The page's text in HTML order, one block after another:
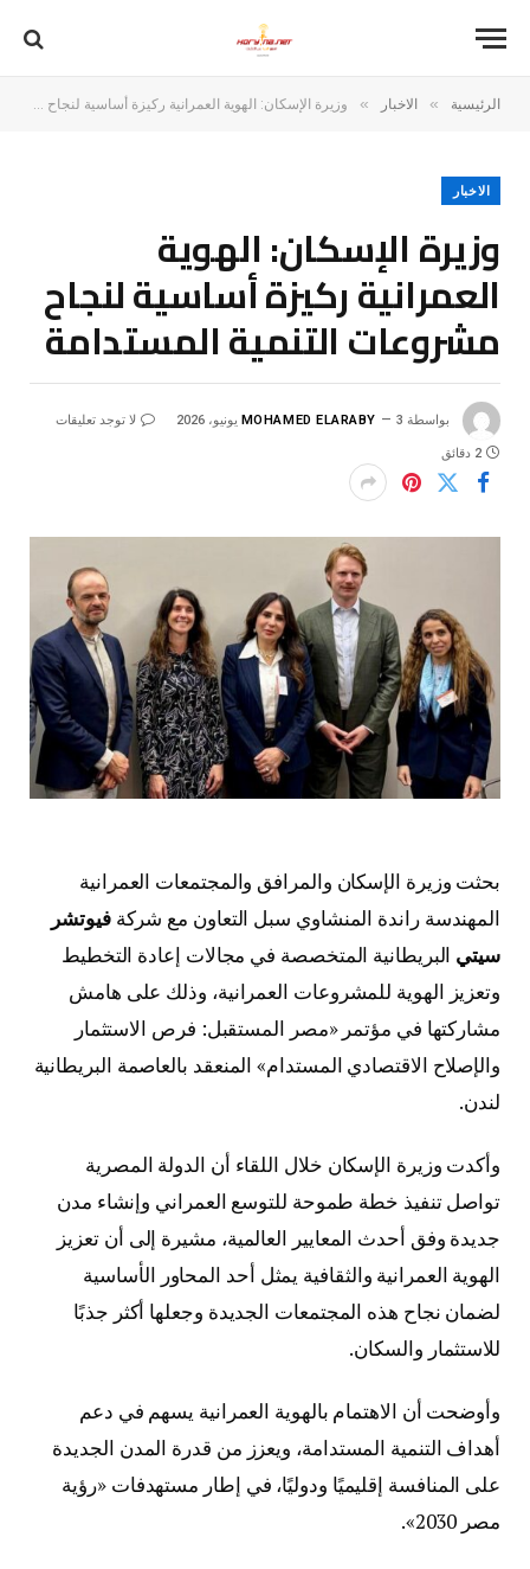
الرئيسية » الاخبار » وزيرة الإسكان: الهوية العمرانية ركيزة أساسية لنجاح مشروعات التنمية المستدامة
الاخبار
وزيرة الإسكان: الهوية
العمرانية ركيزة أساسية لنجاح
مشروعات التنمية المستدامة
بواسطة MOHAMED ELARABY 3 يونيو، 2026 لا توجد تعليقات
2 دقائق
بحثت وزيرة الإسكان والمرافق والمجتمعات العمرانية
المهندسة راندة المنشاوي سبل التعاون مع شركةفيوتشر
سيتي البريطانية المتخصصة في مجالات إعادة التخطيط
وتعزيز الهوية للمشروعات العمرانية، وذلك على هامش
مشاركتها في مؤتمر «مصر المستقبل: فرص الاستثمار
والإصلاح الاقتصادي المستدام» المنعقد بالعاصمة البريطانية
لندن.
وأكدت وزيرة الإسكان خلال اللقاء أن الدولة المصرية
تواصل تنفيذ خطة طموحة للتوسع العمراني وإنشاء مدن
جديدة وفق أحدث المعايير العالمية، مشيرة إلى أن تعزيز
الهوية العمرانية والثقافية يمثل أحد المحاور الأساسية
لضمان نجاح هذه المجتمعات الجديدة وجعلها أكثر جذبًا
للاستثمار والسكان.
وأوضحت أن الاهتمام بالهوية العمرانية يسهم في دعم
أهداف التنمية المستدامة، ويعزز من قدرة المدن الجديدة
على المنافسة إقليميًا ودوليًا، في إطار مستهدفات «رؤية
مصر 2030».